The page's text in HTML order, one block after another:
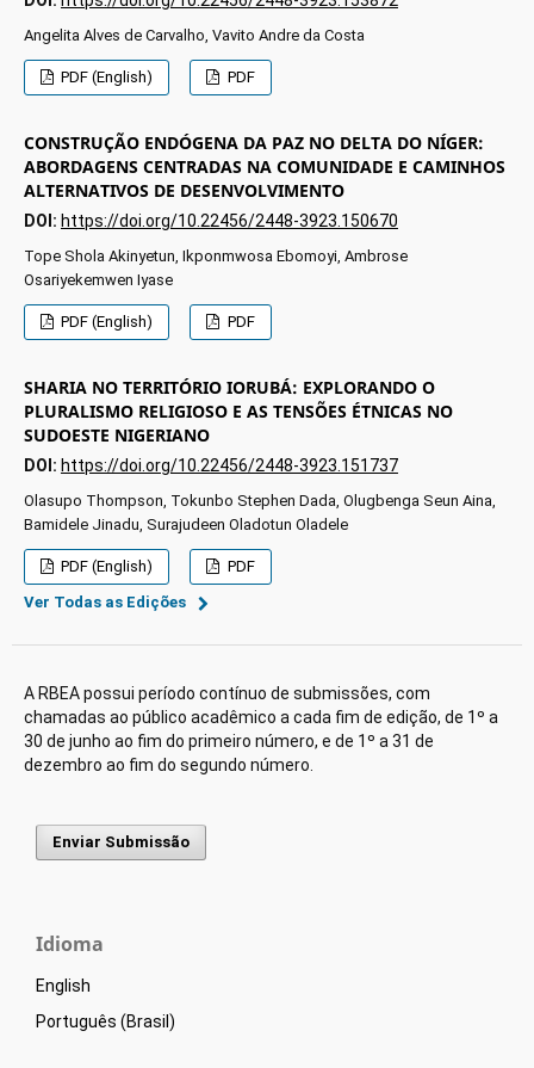
Angelita Alves de Carvalho, Vavito Andre da Costa
PDF (English) PDF
CONSTRUÇÃO ENDÓGENA DA PAZ NO DELTA DO NÍGER:
ABORDAGENS CENTRADAS NA COMUNIDADE E CAMINHOS
ALTERNATIVOS DE DESENVOLVIMENTO
DOI: https://doi.org/10.22456/2448-3923.150670
Tope Shola Akinyetun, Ikponmwosa Ebomoyi, Ambrose
Osariyekemwen Iyase
PDF (English) PDF
SHARIA NO TERRITÓRIO IORUBÁ: EXPLORANDO O
PLURALISMO RELIGIOSO E AS TENSÕES ÉTNICAS NO
SUDOESTE NIGERIANO
DOI: https://doi.org/10.22456/2448-3923.151737
Olasupo Thompson, Tokunbo Stephen Dada, Olugbenga Seun Aina,
Bamidele Jinadu, Surajudeen Oladotun Oladele
PDF (English)
PDF
Ver Todas as Edições
A RBEA possui período contínuo de submissões, com
chamadas ao público acadêmico a cada fim de edição, de 1º a
30 de junho ao fim do primeiro número, e de 1º a 31 de
dezembro ao fim do segundo número.
Enviar Submissão
Idioma
English
Português (Brasil)